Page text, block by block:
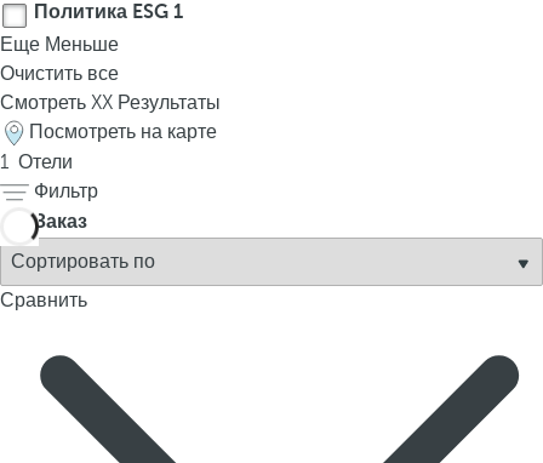
Политика ESG 1
Еще Меньше
Очистить все
Смотреть XX Результаты
Посмотреть на карте
1 Отели
Фильтр
Заказ
Сравнить